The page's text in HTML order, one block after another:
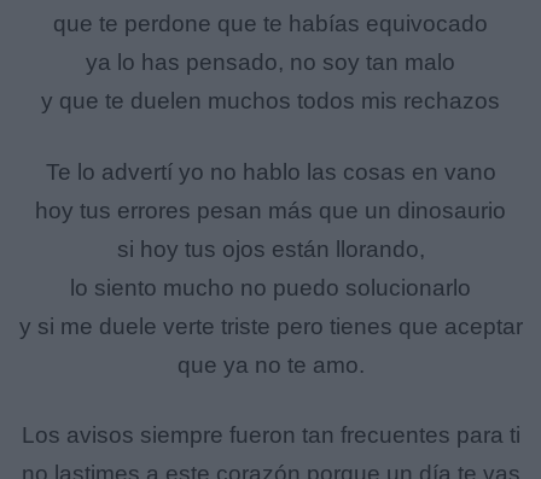
que te perdone que te habías equivocado
ya lo has pensado, no soy tan malo
y que te duelen muchos todos mis rechazos
Te lo advertí yo no hablo las cosas en vano
hoy tus errores pesan más que un dinosaurio
si hoy tus ojos están llorando,
lo siento mucho no puedo solucionarlo
y si me duele verte triste pero tienes que aceptar
que ya no te amo.
Los avisos siempre fueron tan frecuentes para ti
no lastimes a este corazón porque un día te vas